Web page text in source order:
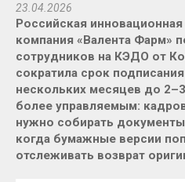
23.04.2026
Российская
компания «Валента Фарм»
сотрудников на КЭДО от
сократила срок
нескольких месяцев до
более управляемым:
нужно собирать
когда бумажные версии
отслеживать возврат